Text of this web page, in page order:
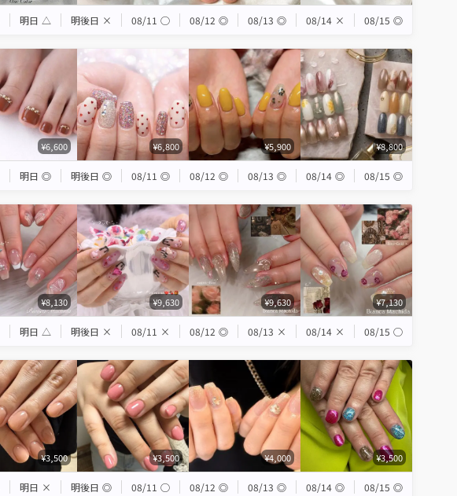
明日 △ 明後日 × 08/11 ◯ 08/12 ◎ 08/13 ◎ 08/14 × 08/15 ◎
¥6,600 ¥6,800 ¥5,900 ¥8,800
明日 ◎ 明後日 ◎ 08/11 ◎ 08/12 ◎ 08/13 ◎ 08/14 ◎ 08/15 ◎
¥8,130 ¥9,630 ¥9,630 ¥7,130
明日 △ 明後日 × 08/11 × 08/12 ◎ 08/13 × 08/14 × 08/15 ◯
¥3,500 ¥3,500 ¥4,000 ¥3,500
明日 × 明後日 ◎ 08/11 ◯ 08/12 ◎ 08/13 ◎ 08/14 ◎ 08/15 ◎